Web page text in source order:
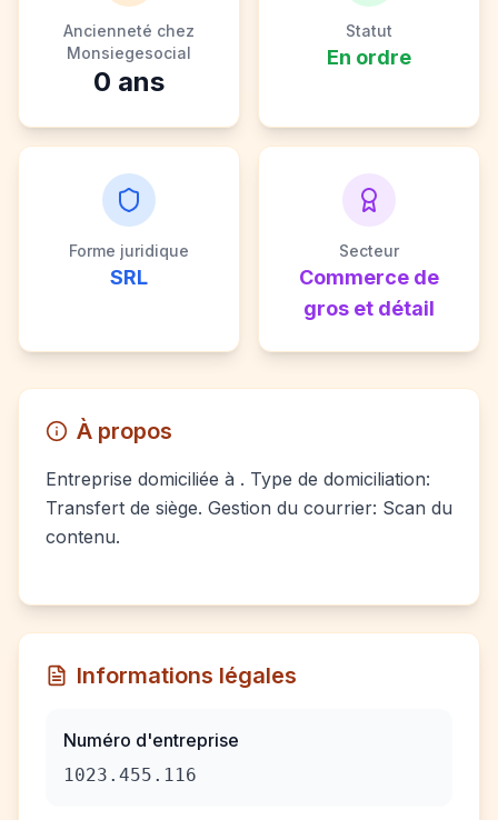
Ancienneté chez
Monsiegesocial
0 ans
Statut
En ordre
Forme juridique
SRL
Secteur
Commerce de
gros et détail
À propos
Entreprise domiciliée à . Type de domiciliation:
Transfert de siège. Gestion du courrier: Scan du
contenu.
Informations légales
Numéro d'entreprise
1023.455.116